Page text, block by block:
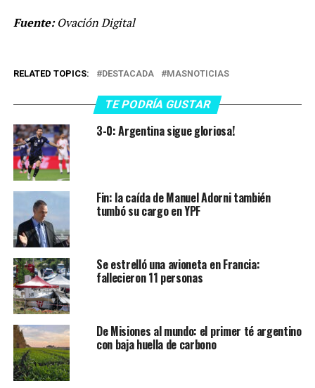
Fuente:Ovación Digital
RELATED TOPICS: DESTACADA MASNOTICIAS
TE PODRÍA GUSTAR
3-0: Argentina sigue gloriosa!
Fin: la caída de Manuel Adorni también
tumbó su cargo en YPF
Se estrelló una avioneta en Francia:
fallecieron 11 personas
De Misiones al mundo: el primer té argentino
con baja huella de carbono